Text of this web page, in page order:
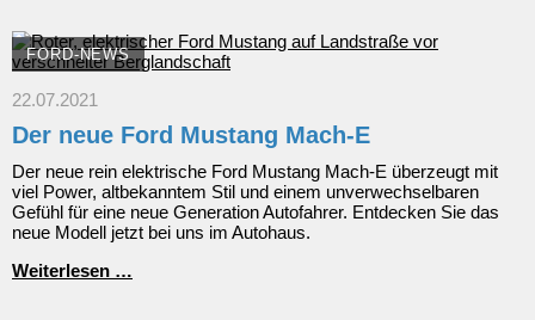
Design-
Sieger
seiner
Wahl
"Familienauto
des
Jahres"
2021
FORD-NEWS
22.07.2021
Der neue Ford Mustang Mach-E
Der neue rein elektrische Ford Mustang Mach-E überzeugt mit
viel Power, altbekanntem Stil und einem unverwechselbaren
Gefühl für eine neue Generation Autofahrer. Entdecken Sie das
neue Modell jetzt bei uns im Autohaus.
Weiterlesen …